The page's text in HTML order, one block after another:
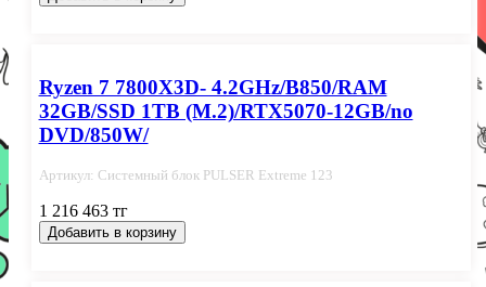
Ryzen 7 7800X3D- 4.2GHz/B850/RAM
32GB/SSD 1TB (M.2)/RTX5070-12GB/no
DVD/850W/
Артикул: Системный блок PULSER Extreme 123
1 216 463 тг
Добавить в корзину